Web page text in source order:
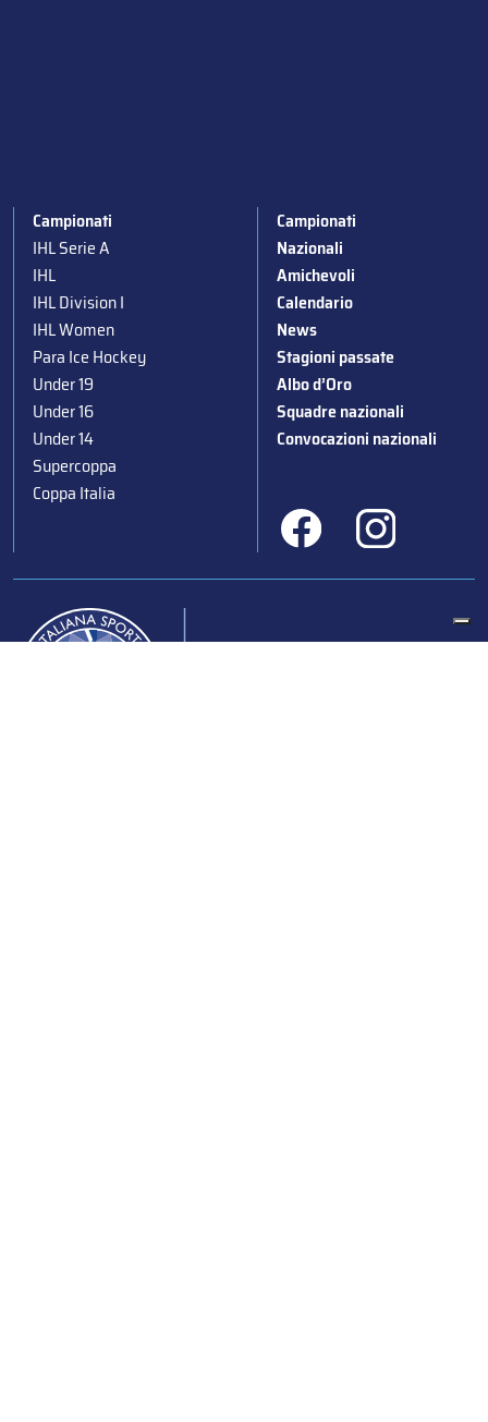
Campionati
IHL Serie A
IHL
IHL Division I
IHL Women
Para Ice Hockey
Under 19
Under 16
Under 14
Supercoppa
Coppa Italia
Campionati
Nazionali
Amichevoli
Calendario
News
Stagioni passate
Albo d’Oro
Squadre nazionali
Convocazioni nazionali